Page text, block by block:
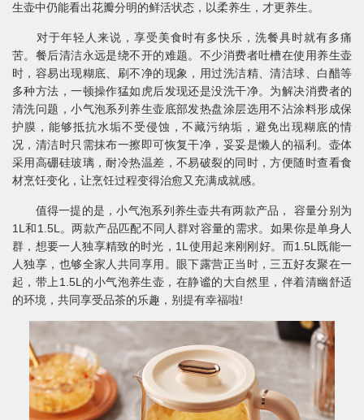
生壶中仍能看出花瓣分明的鲜活状态，以柔养生，才更养生。
对于年轻人来说，享受美食时有多快乐，洗餐具时就有多痛
苦。餐后清洁永远是绕不开的难题。不少消费者吐槽在使用养生壶
时，容易出现糊底、刷不净的现象，用过洗洁精、清洁球、白醋等
多种方法，一顿操作猛如虎后发现还是没洗干净。为解决消费者的
清洗问题，小气泡系列养生壶底部发热盘涂层选用不沾涂料形成保
护膜，能够抵抗水垢不受侵蚀，不藏污纳垢，避免出现糊底的情
况，清洁时只需抹布一擦即可恢复干净，妥妥是懒人的福利。壶体
采用高硼硅玻璃，耐冷热温差，不易破裂的同时，方便随时查看食
材烹饪变化，让烹饪过程变得治愈又充满成就感。
值得一提的是，小气泡系列养生壶共有两款产品， 容量分别为
1L和1.5L。两款产品匹配不同人群对容量的需求。如果你是单身人
群，想要一人独享精致的时光，1L使用起来刚刚好。而1.5L既能一
人独享，也够全家人共同享用。眼下露营正当时，三五好友聚在一
起，带上1.5L的小气泡养生壶，在静谧的大自然里，伴着清幽舒适
的环境，共同享受品茶的乐趣，别提有幸福啦!